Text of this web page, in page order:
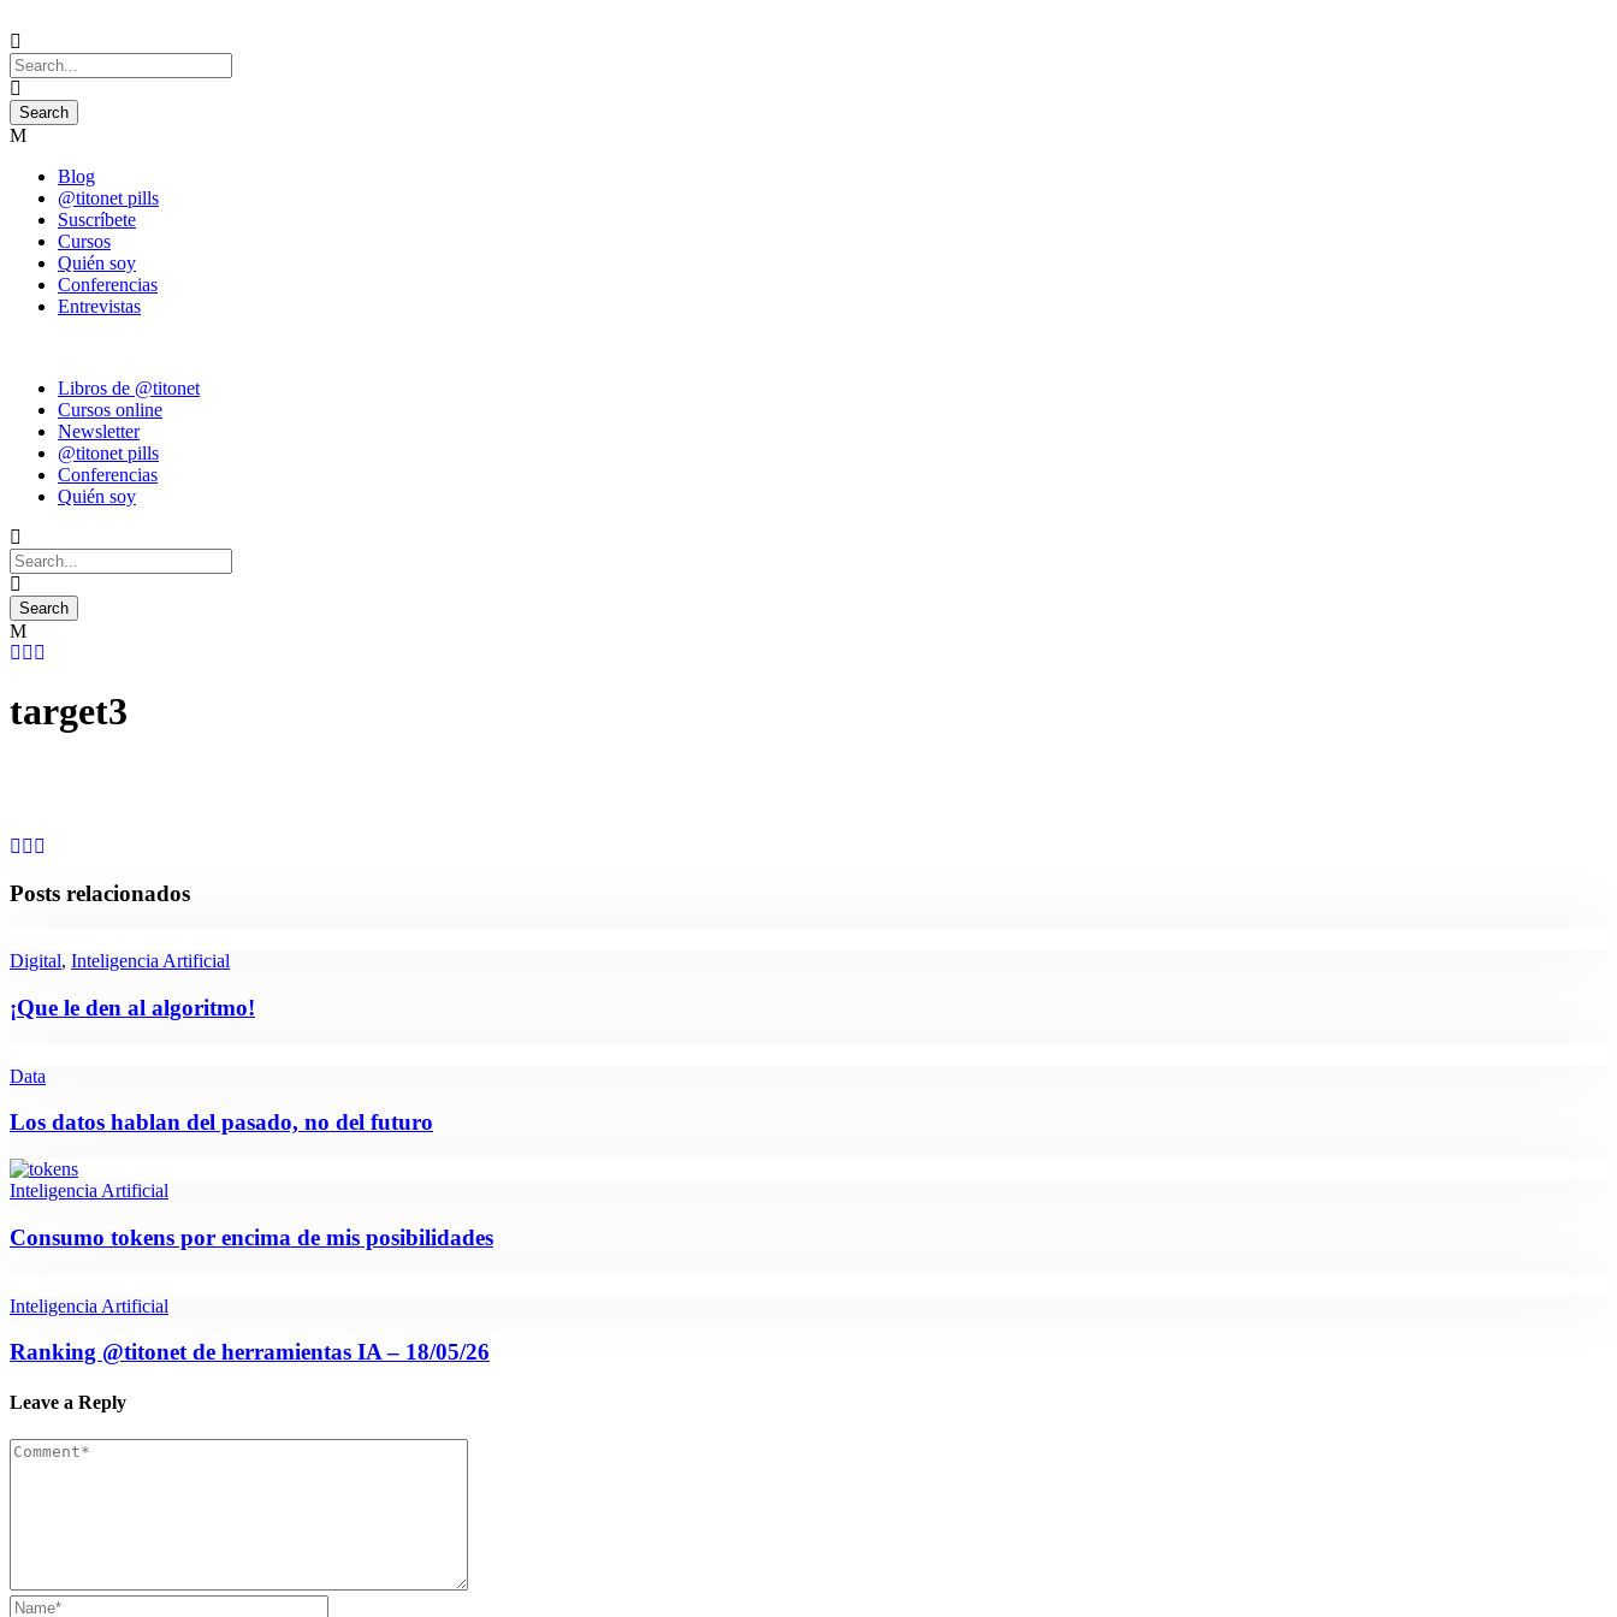
Blog
@titonet pills
Suscríbete
Cursos
Quién soy
Conferencias
Entrevistas
Libros de @titonet
Cursos online
Newsletter
@titonet pills
Conferencias
Quién soy
target3
Posts relacionados
Digital, Inteligencia Artificial
¡Que le den al algoritmo!
Data
Los datos hablan del pasado, no del futuro
Inteligencia Artificial
Consumo tokens por encima de mis posibilidades
Inteligencia Artificial
Ranking @titonet de herramientas IA – 18/05/26
Leave a Reply